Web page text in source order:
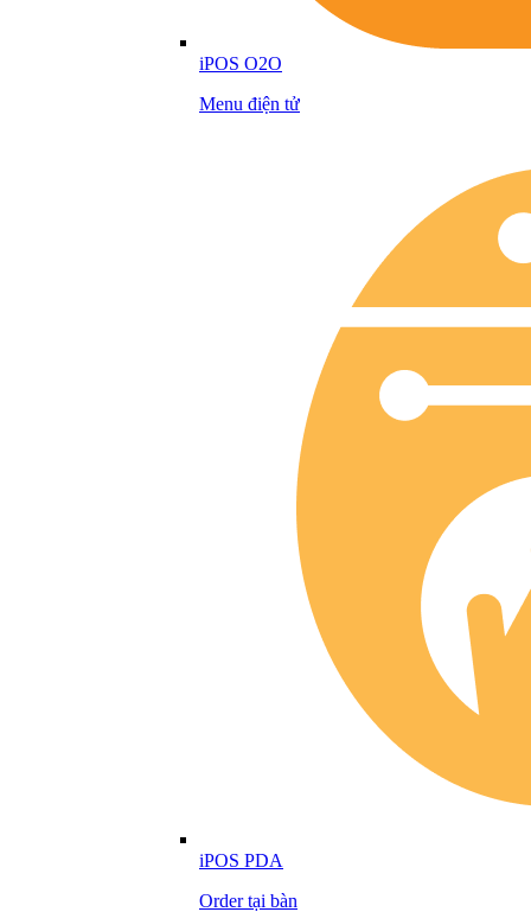
iPOS O2O
Menu điện tử
iPOS PDA
Order tại bàn